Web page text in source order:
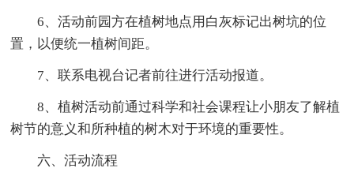
6、活动前园方在植树地点用白灰标记出树坑的位
置，以便统一植树间距。
7、联系电视台记者前往进行活动报道。
8、植树活动前通过科学和社会课程让小朋友了解植
树节的意义和所种植的树木对于环境的重要性。
六、活动流程